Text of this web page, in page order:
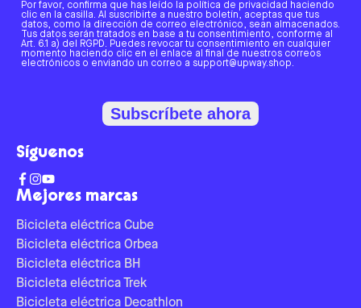
Mejores marcas
Bicicleta eléctrica Cube
Bicicleta eléctrica Orbea
Bicicleta eléctrica BH
Bicicleta eléctrica Trek
Bicicleta eléctrica Decathlon
Por favor, confirma que has leído la política de privacidad haciendo
clic en la casilla. Al suscribirte a nuestro boletín, aceptas que tus
datos, como la dirección de correo electrónico, sean almacenados.
Tus datos serán tratados en base a tu consentimiento, conforme al
Art. 6.1 a) del RGPD. Puedes revocar tu consentimiento en cualquier
momento haciendo clic en el enlace al final de nuestros correos
electrónicos o enviando un correo a support@upway.shop.
Subscríbete ahora
Síguenos